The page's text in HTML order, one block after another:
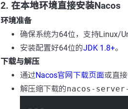
2. 在本地环境直接安装Nacos
环境准备
确保系统为64位，支持Linux/
安装配置好64位的JDK 1.8+。
下载与解压
通过Nacos官网下载页面或直接
解压缩下载的nacos-